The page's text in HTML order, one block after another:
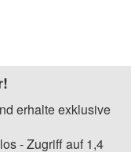
erhalte exklusive
- Zugriff auf 1,4